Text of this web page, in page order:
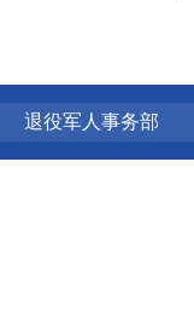
退役军人事务部